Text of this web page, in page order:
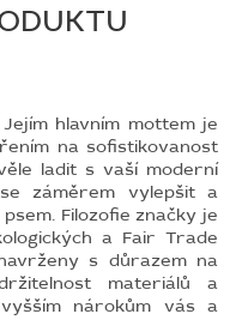
hlavním mottem je
na sofistikovanost
ladit s vaší moderní
záměrem vylepšit a
Filozofie značky je
a Fair Trade
s důrazem na
materiálů a
nárokům vás a